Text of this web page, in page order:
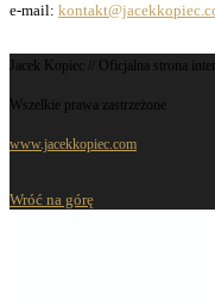
e-mail:
Jacek Kopiec // Oficjalna strona
Wszelkie prawa zastrzeżone
www.jacekkopiec.com
Wróć na górę